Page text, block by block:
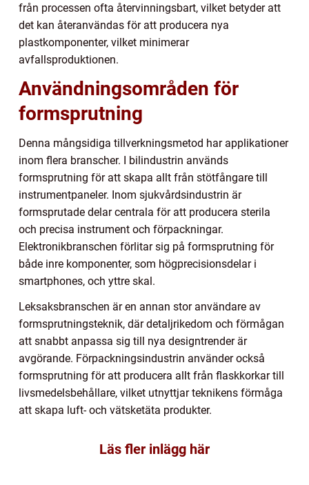
från processen ofta återvinningsbart, vilket betyder att
det kan återanvändas för att producera nya
plastkomponenter, vilket minimerar
avfallsproduktionen.
Användningsområden för
formsprutning
Denna mångsidiga tillverkningsmetod har applikationer
inom flera branscher. I bilindustrin används
formsprutning för att skapa allt från stötfångare till
instrumentpaneler. Inom sjukvårdsindustrin är
formsprutade delar centrala för att producera sterila
och precisa instrument och förpackningar.
Elektronikbranschen förlitar sig på formsprutning för
både inre komponenter, som högprecisionsdelar i
smartphones, och yttre skal.
Leksaksbranschen är en annan stor användare av
formsprutningsteknik, där detaljrikedom och förmågan
att snabbt anpassa sig till nya designtrender är
avgörande. Förpackningsindustrin använder också
formsprutning för att producera allt från flaskkorkar till
livsmedelsbehållare, vilket utnyttjar teknikens förmåga
att skapa luft- och vätsketäta produkter.
Läs fler inlägg här